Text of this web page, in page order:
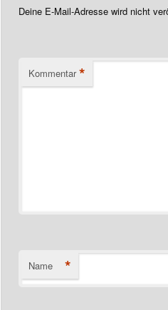
Deine E-Mail-Adresse wird nicht
Kommentar *
Name *